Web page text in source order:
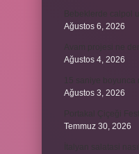
Ağustos 6, 2026
Ağustos 4, 2026
Ağustos 3, 2026
Temmuz 30, 2026